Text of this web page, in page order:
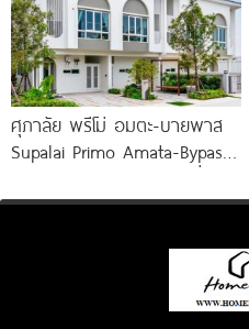
ศุภาลัย พรีโม่ อมตะ-บายพาส
Supalai Primo Amata-Bypass
ใกล้ถนนเลี่ยงเมือง